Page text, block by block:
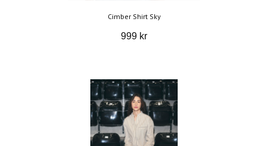
Cimber Shirt Sky
999 kr